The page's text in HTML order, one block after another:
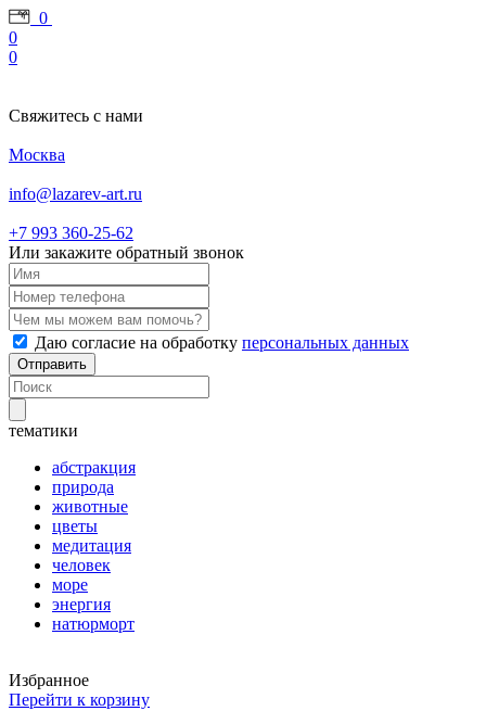
0
0
0
Свяжитесь с нами
Москва
info@lazarev-art.ru
+7 993 360‑25‑62
Или закажите обратный звонок
Даю согласие на обработку персональных данных
Отправить
тематики
абстракция
природа
животные
цветы
медитация
человек
море
энергия
натюрморт
Избранное
Перейти к корзину